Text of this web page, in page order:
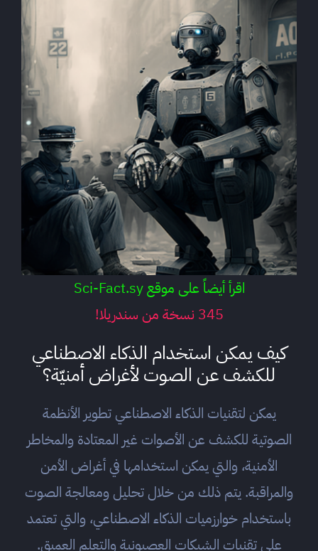
اقرأ أيضاً على موقع Sci-Fact.sy
345 نسخة من سندريلا!
كيف يمكن استخدام الذكاء الاصطناعي
للكشف عن الصوت لأغراض أمنيّة؟
يمكن لتقنيات الذكاء الاصطناعي تطوير الأنظمة
الصوتية للكشف عن الأصوات غير المعتادة والمخاطر
الأمنية، والتي يمكن استخدامها في أغراض الأمن
والمراقبة. يتم ذلك من خلال تحليل ومعالجة الصوت
باستخدام خوارزميات الذكاء الاصطناعي، والتي تعتمد
على تقنيات الشبكات العصبونية والتعلم العميق.